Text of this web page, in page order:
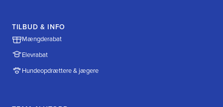
TILBUD & INFO
Mængderabat
Elevrabat
Hundeopdrættere & jægere